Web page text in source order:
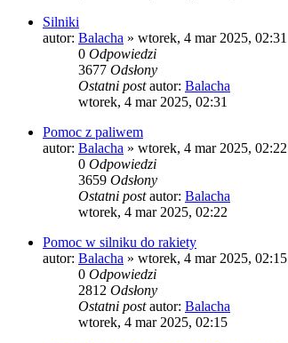
Silniki
autor: Balacha » wtorek, 4 mar 2025, 02:31
0 Odpowiedzi
3677 Odsłony
Ostatni postautor: Balacha
wtorek, 4 mar 2025, 02:31
Pomoc z paliwem
autor: Balacha » wtorek, 4 mar 2025, 02:22
0 Odpowiedzi
3659 Odsłony
Ostatni postautor: Balacha
wtorek, 4 mar 2025, 02:22
Pomoc w silniku do rakiety
autor: Balacha » wtorek, 4 mar 2025, 02:15
0 Odpowiedzi
2812 Odsłony
Ostatni postautor: Balacha
wtorek, 4 mar 2025, 02:15